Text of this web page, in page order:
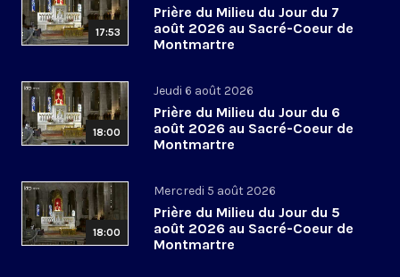
17:53
Prière du Milieu du Jour du 7
août 2026 au Sacré-Coeur de
Montmartre
18:00
Jeudi 6 août 2026
Prière du Milieu du Jour du 6
août 2026 au Sacré-Coeur de
Montmartre
18:00
Mercredi 5 août 2026
Prière du Milieu du Jour du 5
août 2026 au Sacré-Coeur de
Montmartre